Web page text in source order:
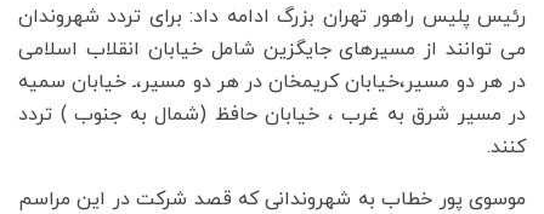
رئیس پلیس راهور تهران بزرگ ادامه داد: برای تردد شهروندان
می توانند از مسیرهای جایگزین شامل خیابان انقلاب اسلامی
در هر دو مسیر،خیابان کریمخان در هر دو مسیر،ـ خیابان سمیه
در مسیر شرق به غرب ، خیابان حافظ (شمال به جنوب ) تردد
کنند.
موسوی پور خطاب به شهروندانی که قصد شرکت در این مراسم